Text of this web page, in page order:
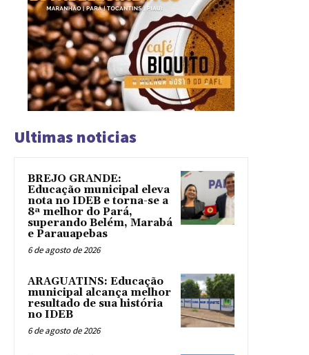
Ultimas noticias
BREJO GRANDE:
Educação municipal eleva
nota no IDEB e torna-se a
8ª melhor do Pará,
superando Belém, Marabá
e Parauapebas
6 de agosto de 2026
ARAGUATINS: Educação
municipal alcança melhor
resultado de sua história
no IDEB
6 de agosto de 2026